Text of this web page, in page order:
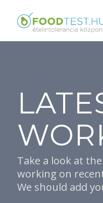
Take a look at
working on
We should add